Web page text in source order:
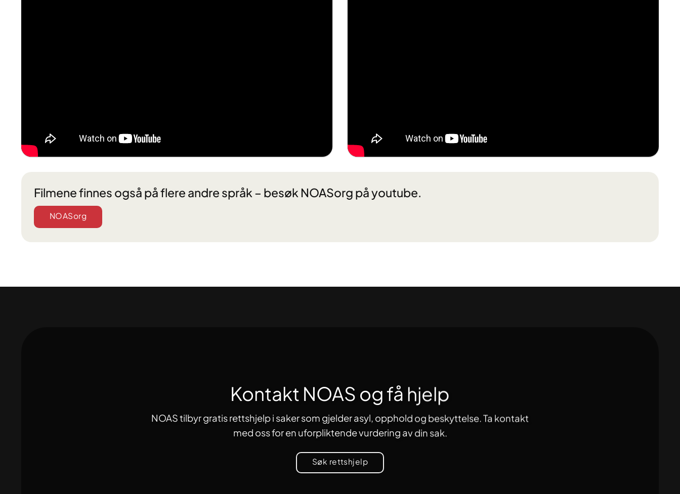
Filmene finnes også på flere andre språk – besøk NOASorg på youtube.
NOASorg
Kontakt NOAS og få hjelp
NOAS tilbyr gratis rettshjelp i saker som gjelder asyl, opphold og beskyttelse. Ta kontakt
med oss for en uforpliktende vurdering av din sak.
Søk rettshjelp